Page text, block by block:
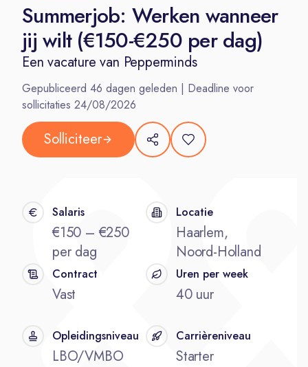
Summerjob: Werken wanneer
jij wilt (€150-€250 per dag)
Een vacature van Pepperminds
Gepubliceerd 46 dagen geleden | Deadline voor
sollicitaties 24/08/2026
Solliciteer
Salaris
€150 – €250
per dag
Locatie
Haarlem,
Noord-Holland
Contract
Vast
Uren per week
40 uur
Opleidingsniveau
LBO/VMBO
Carrièreniveau
Starter